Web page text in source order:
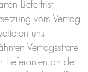
Lieferfrist
vom Vertrag
uns
Vertragsstrafe
Lieferanten an der